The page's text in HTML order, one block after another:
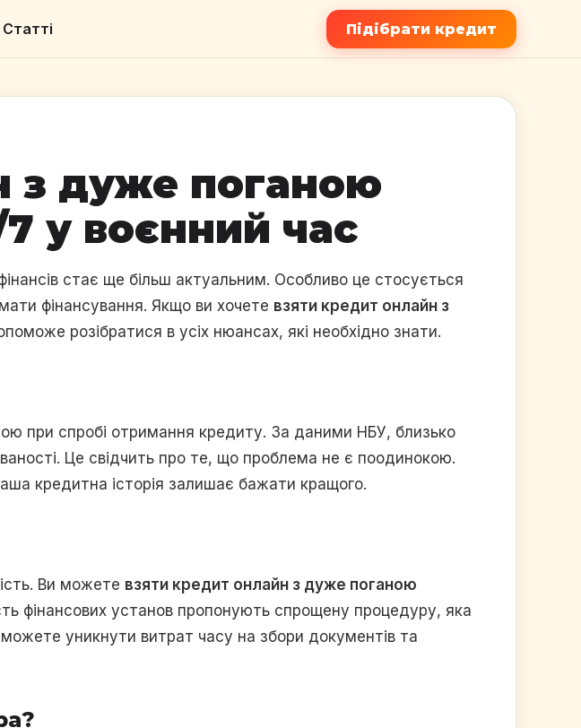
Статті Підібрати кредит
з дуже поганою
у воєнний час
стає ще більш актуальним. Особливо це стосується
фінансування. Якщо ви хочете взяти кредит онлайн з
розібратися в усіх нюансах, які необхідно знати.
при спробі отримання кредиту. За даними НБУ, близько
Це свідчить про те, що проблема не є поодинокою.
кредитна історія залишає бажати кращого.
Ви можете взяти кредит онлайн з дуже поганою
фінансових установ пропонують спрощену процедуру, яка
уникнути витрат часу на збори документів та